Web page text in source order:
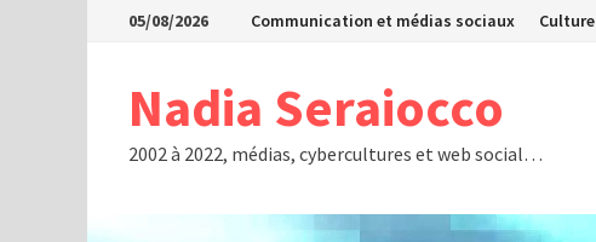
Passer05/08/2026 Communication et médias sociaux Culture
Nadia Seraiocco
2002 à 2022, médias, cybercultures et web social…